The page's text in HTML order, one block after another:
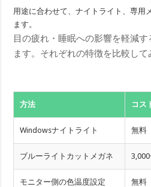
用途に合わせて、ナイトライト、専用
ます。
目の疲れ・睡眠への影響を軽減
ます。それぞれの特徴を比較して
方法 コス
Windowsナイトライト 無料
ブルーライトカットメガネ
モニター側の色温度設定 無料